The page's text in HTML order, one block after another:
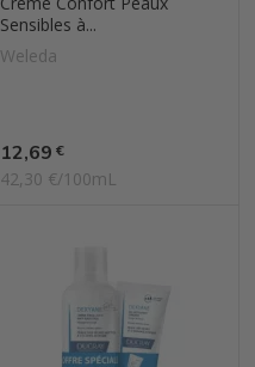
Sensibles à...
Weleda
Prix
12,69 €
42,30 €/100mL